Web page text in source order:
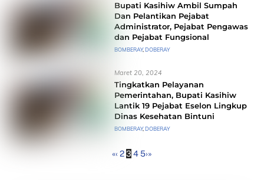
Bupati Kasihiw Ambil Sumpah
Dan Pelantikan Pejabat
Administrator, Pejabat Pengawas
dan Pejabat Fungsional
BOMBERAY,DOBERAY
Maret 20, 2024
Tingkatkan Pelayanan
Pemerintahan, Bupati Kasihiw
Lantik 19 Pejabat Eselon Lingkup
Dinas Kesehatan Bintuni
BOMBERAY,DOBERAY
«‹ 23 45›»